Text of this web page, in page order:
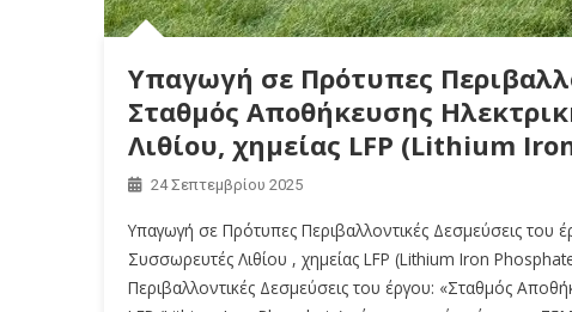
Υπαγωγή σε Πρότυπες
Σταθμός Αποθήκευσης
Λιθίου, χημείας LFP (Lithium
24 Σεπτεμβρίου 2025
Υπαγωγή σε Πρότυπες Περιβαλλοντικές Δεσμεύσεις του
Συσσωρευτές Λιθίου , χημείας LFP (Lithium Iron
Περιβαλλοντικές Δεσμεύσεις του έργου: «Σταθμός